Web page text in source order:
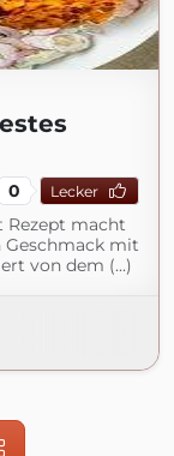
0 Lecker
Rezept macht
mit
von dem (...)